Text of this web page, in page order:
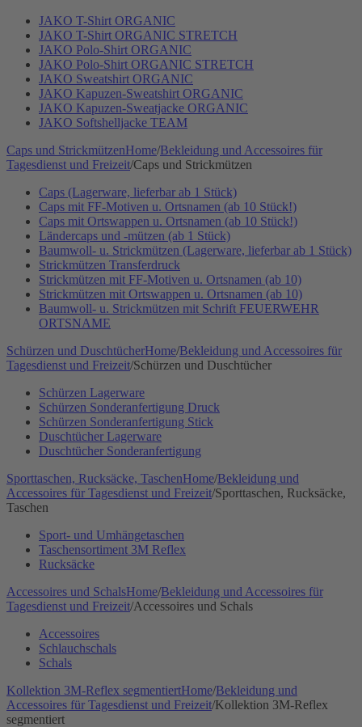
JAKO T-Shirt ORGANIC
JAKO T-Shirt ORGANIC STRETCH
JAKO Polo-Shirt ORGANIC
JAKO Polo-Shirt ORGANIC STRETCH
JAKO Sweatshirt ORGANIC
JAKO Kapuzen-Sweatshirt ORGANIC
JAKO Kapuzen-Sweatjacke ORGANIC
JAKO Softshelljacke TEAM
Caps und StrickmützenHome/Bekleidung und Accessoires für
Tagesdienst und Freizeit/Caps und Strickmützen
Caps (Lagerware, lieferbar ab 1 Stück)
Caps mit FF-Motiven u. Ortsnamen (ab 10 Stück!)
Caps mit Ortswappen u. Ortsnamen (ab 10 Stück!)
Ländercaps und -mützen (ab 1 Stück)
Baumwoll- u. Strickmützen (Lagerware, lieferbar ab 1 Stück)
Strickmützen Transferdruck
Strickmützen mit FF-Motiven u. Ortsnamen (ab 10)
Strickmützen mit Ortswappen u. Ortsnamen (ab 10)
Baumwoll- u. Strickmützen mit Schrift FEUERWEHR
ORTSNAME
Schürzen und DuschtücherHome/Bekleidung und Accessoires für
Tagesdienst und Freizeit/Schürzen und Duschtücher
Schürzen Lagerware
Schürzen Sonderanfertigung Druck
Schürzen Sonderanfertigung Stick
Duschtücher Lagerware
Duschtücher Sonderanfertigung
Sporttaschen, Rucksäcke, TaschenHome/Bekleidung und
Accessoires für Tagesdienst und Freizeit/Sporttaschen, Rucksäcke,
Taschen
Sport- und Umhängetaschen
Taschensortiment 3M Reflex
Rucksäcke
Accessoires und SchalsHome/Bekleidung und Accessoires für
Tagesdienst und Freizeit/Accessoires und Schals
Accessoires
Schlauchschals
Schals
Kollektion 3M-Reflex segmentiertHome/Bekleidung und
Accessoires für Tagesdienst und Freizeit/Kollektion 3M-Reflex
segmentiert